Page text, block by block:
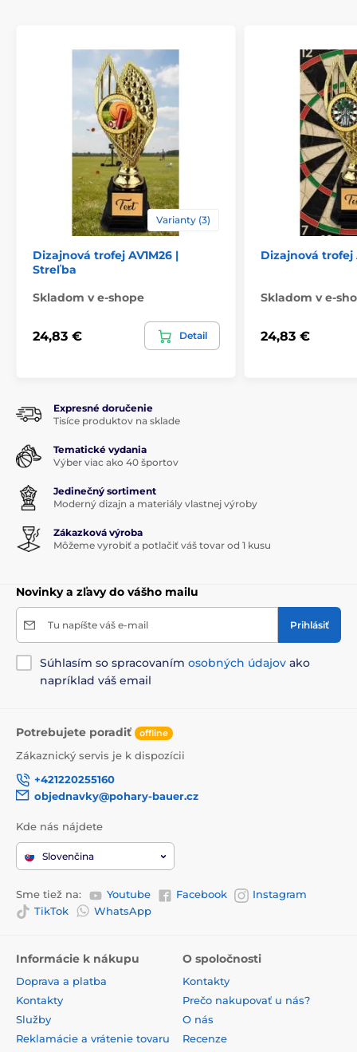
Varianty (3)
Dizajnová trofej AV1M26 |
Streľba
Skladom v e-shope
24,83 € Detail
Dizajnová trofej
Skladom v e-
24,83 €
Expresné doručenie
Tisíce produktov na sklade
Tematické vydania
Výber viac ako 40 športov
Jedinečný sortiment
Moderný dizajn a materiály vlastnej výroby
Zákazková výroba
Môžeme vyrobiť a potlačiť váš tovar od 1 kusu
Novinky a zľavy do vášho mailu
Tu napíšte váš e-mail Prihlásiť
Súhlasím so spracovaním osobných údajov ako
napríklad váš email
Potrebujete poradiť offline
Zákaznický servis je k dispozícii
+421220255160
objednavky@pohary-bauer.cz
Kde nás nájdete
Slovenčina
Sme tiež na: Youtube Facebook
Instagram
TikTok
WhatsApp
Informácie k nákupu
Doprava a platba
Kontakty
Služby
Reklamácie a vrátenie tovaru
O spoločnosti
Kontakty
Prečo nakupovať u nás?
O nás
Recenze